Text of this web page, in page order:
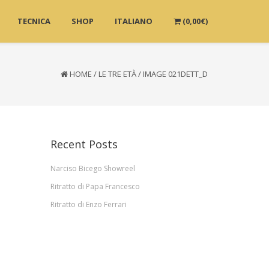
TECNICA SHOP ITALIANO (0,00€)
HOME / LE TRE ETÀ/ IMAGE 021DETT_D
Recent Posts
Narciso Bicego Showreel
Ritratto di Papa Francesco
Ritratto di Enzo Ferrari